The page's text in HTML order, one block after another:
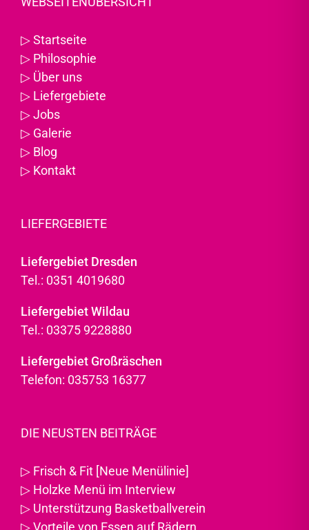
▷Startseite
▷ Philosophie
▷ Über uns
▷ Liefergebiete
▷Jobs
▷ Galerie
▷ Blog
▷ Kontakt
LIEFERGEBIETE
Liefergebiet Dresden
Tel.: 0351 4019680
Liefergebiet Wildau
Tel.: 03375 9228880
Liefergebiet Großräschen
Telefon: 035753 16377
DIE NEUSTEN BEITRÄGE
▷ Frisch & Fit [Neue Menülinie]
▷ Holzke Menü im Interview
▷ Unterstützung Basketballverein